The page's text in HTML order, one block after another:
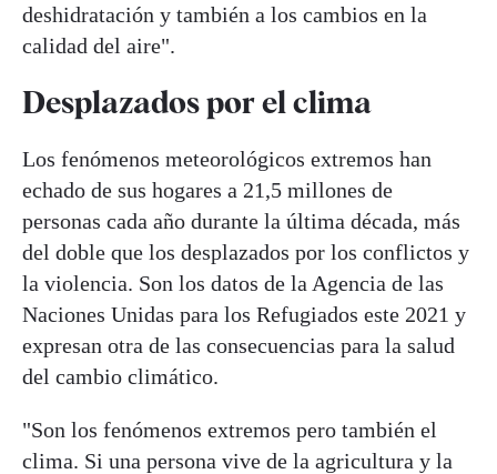
deshidratación y también a los cambios en la
calidad del aire".
Desplazados por el clima
Los fenómenos meteorológicos extremos han
echado de sus hogares a 21,5 millones de
personas cada año durante la última década, más
del doble que los desplazados por los conflictos y
la violencia. Son los datos de la Agencia de las
Naciones Unidas para los Refugiados este 2021 y
expresan otra de las consecuencias para la salud
del cambio climático.
"Son los fenómenos extremos pero también el
clima. Si una persona vive de la agricultura y la